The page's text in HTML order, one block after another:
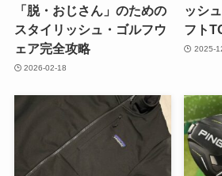
「脱・おじさん」のための
スタイリッシュ・ゴルフウ
ェア完全攻略
2026-02-18
ッシ
フト
2025-